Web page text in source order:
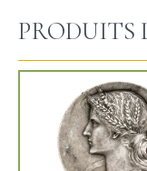
PRODUITS